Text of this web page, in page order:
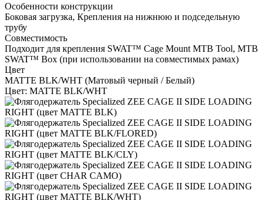
Особенности конструкции
Боковая загрузка, Крепления на нижнюю и подседельную
трубу
Совместимость
Подходит для крепления SWAT™ Cage Mount MTB Tool, MTB
SWAT™ Box (при использовании на совместимых рамах)
Цвет
MATTE BLK/WHT (Матовый черный / Белый)
Цвет: MATTE BLK/WHT